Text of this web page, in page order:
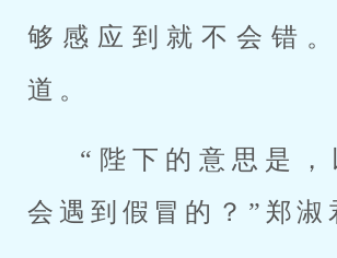
够感应到就不会错
道。
“陛下的意思是，
会遇到假冒的？”郑淑